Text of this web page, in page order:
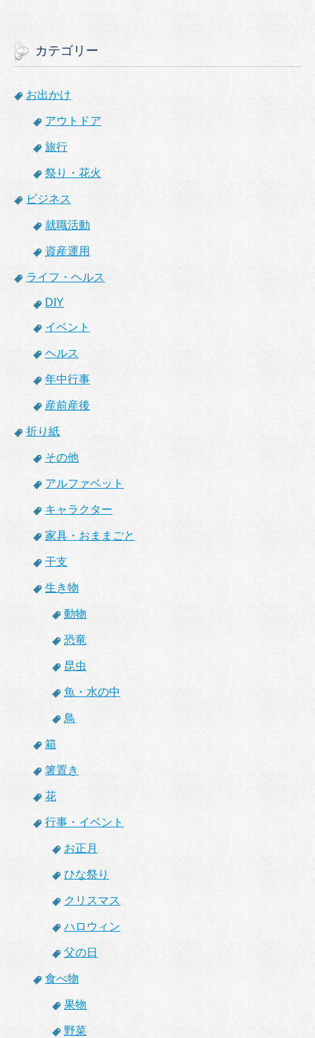
カテゴリー
お出かけ
アウトドア
旅行
祭り・花火
ビジネス
就職活動
資産運用
ライフ・ヘルス
DIY
イベント
ヘルス
年中行事
産前産後
折り紙
その他
アルファベット
キャラクター
家具・おままごと
干支
生き物
動物
恐竜
昆虫
魚・水の中
鳥
箱
箸置き
花
行事・イベント
お正月
ひな祭り
クリスマス
ハロウィン
父の日
食べ物
果物
野菜